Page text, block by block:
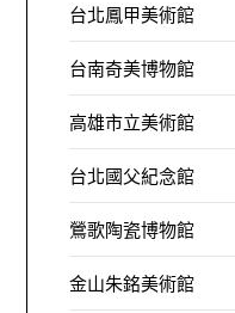
台北鳳甲美術館
台南奇美博物館
高雄市立美術館
台北國父紀念館
鶯歌陶瓷博物館
金山朱銘美術館